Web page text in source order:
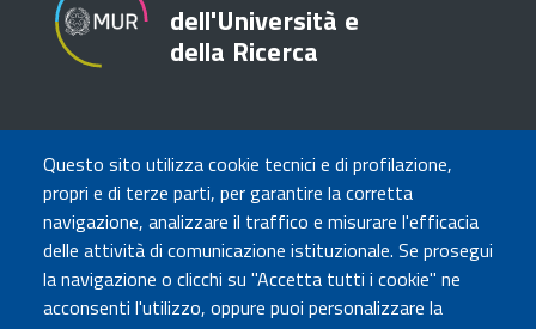
Questo sito utilizza cookie tecnici e di profilazione,
propri e di terze parti, per garantire la corretta
navigazione, analizzare il traffico e misurare l'efficacia
delle attività di comunicazione istituzionale. Se prosegui
la navigazione o clicchi su "Accetta tutti i cookie" ne
acconsenti l'utilizzo, oppure puoi personalizzare la
dell'Università e
della Ricerca
TRASPARENZA
Amministrazione Trasparente
Atti di notifica
Albo online
Concorsi